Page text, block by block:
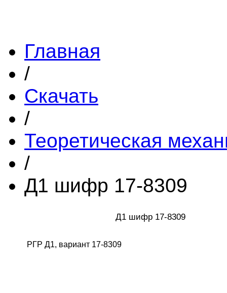
Главная
/
Скачать
/
Теоретическая
/
Д1 шифр 17-8309
Д1 шифр 17-8309
РГР Д1, вариант 17-8309